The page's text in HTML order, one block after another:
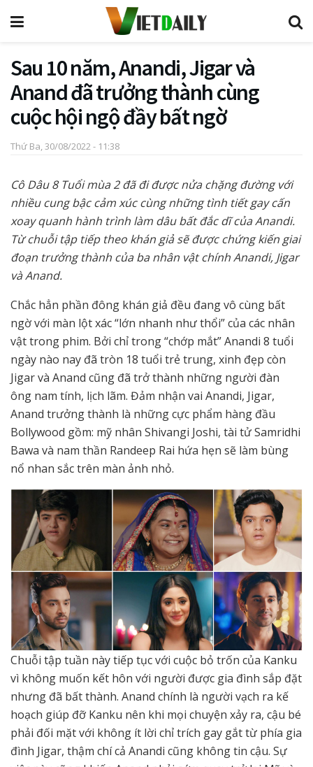
Sau 10 năm, Anandi, Jigar và
Anand đã trưởng thành cùng
cuộc hội ngộ đầy bất ngờ
Thứ Ba, 30/08/2022 - 11:38
Cô Dâu 8 Tuổi mùa 2 đã đi được nửa chặng đường với
nhiều cung bậc cảm xúc cùng những tình tiết gay cấn
xoay quanh hành trình làm dâu bất đắc dĩ của Anandi.
Từ chuỗi tập tiếp theo khán giả sẽ được chứng kiến giai
đoạn trưởng thành của ba nhân vật chính Anandi, Jigar
và Anand.
Chắc hẳn phần đông khán giả đều đang vô cùng bất
ngờ với màn lột xác “lớn nhanh như thổi” của các nhân
vật trong phim. Bởi chỉ trong “chớp mắt” Anandi 8 tuổi
ngày nào nay đã tròn 18 tuổi trẻ trung, xinh đẹp còn
Jigar và Anand cũng đã trở thành những người đàn
ông nam tính, lịch lãm. Đảm nhận vai Anandi, Jigar,
Anand trưởng thành là những cực phẩm hàng đầu
Bollywood gồm: mỹ nhân Shivangi Joshi, tài tử Samridhi
Bawa và nam thần Randeep Rai hứa hẹn sẽ làm bùng
nổ nhan sắc trên màn ảnh nhỏ.
Chuỗi tập tuần này tiếp tục với cuộc bỏ trốn của Kanku
vì không muốn kết hôn với người được gia đình sắp đặt
nhưng đã bất thành. Anand chính là người vạch ra kế
hoạch giúp đỡ Kanku nên khi mọi chuyện xảy ra, cậu bé
phải đối mặt với không ít lời chỉ trích gay gắt từ phía gia
đình Jigar, thậm chí cả Anandi cũng không tin cậu. Sự